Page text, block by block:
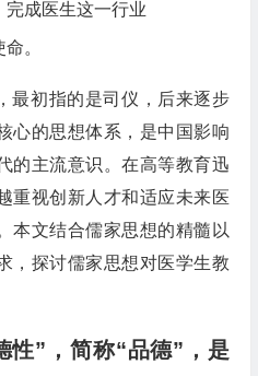
完成医生这一行业
。
最初指的是司仪，后来逐步
心的思想体系，是中国影响
的主流意识。在高等教育迅
重视创新人才和适应未来医
本文结合儒家思想的精髓以
，探讨儒家思想对医学生教
性”，简称“品德”，是